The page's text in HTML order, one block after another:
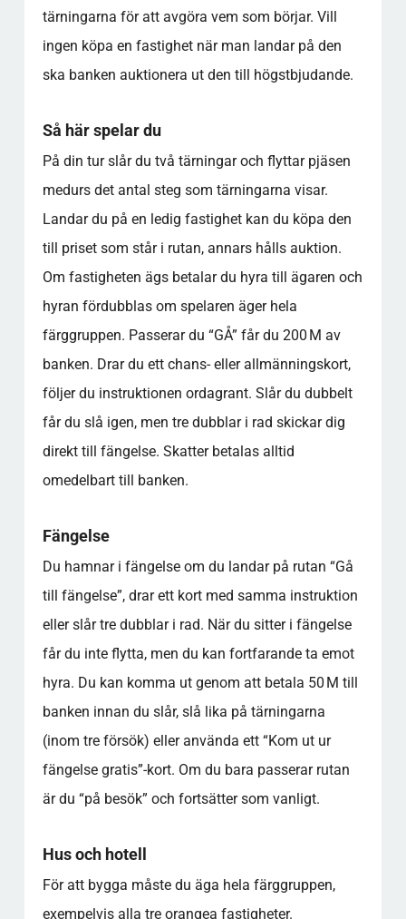
tärningarna för att avgöra vem som börjar. Vill
ingen köpa en fastighet när man landar på den
ska banken auktionera ut den till högstbjudande.
Så här spelar du
På din tur slår du två tärningar och flyttar pjäsen
medurs det antal steg som tärningarna visar.
Landar du på en ledig fastighet kan du köpa den
till priset som står i rutan, annars hålls auktion.
Om fastigheten ägs betalar du hyra till ägaren och
hyran fördubblas om spelaren äger hela
färggruppen. Passerar du “GÅ” får du 200 M av
banken. Drar du ett chans- eller allmänningskort,
följer du instruktionen ordagrant. Slår du dubbelt
får du slå igen, men tre dubblar i rad skickar dig
direkt till fängelse. Skatter betalas alltid
omedelbart till banken.
Fängelse
Du hamnar i fängelse om du landar på rutan “Gå
till fängelse”, drar ett kort med samma instruktion
eller slår tre dubblar i rad. När du sitter i fängelse
får du inte flytta, men du kan fortfarande ta emot
hyra. Du kan komma ut genom att betala 50 M till
banken innan du slår, slå lika på tärningarna
(inom tre försök) eller använda ett “Kom ut ur
fängelse gratis”-kort. Om du bara passerar rutan
är du “på besök” och fortsätter som vanligt.
Hus och hotell
För att bygga måste du äga hela färggruppen,
exempelvis alla tre orangea fastigheter.